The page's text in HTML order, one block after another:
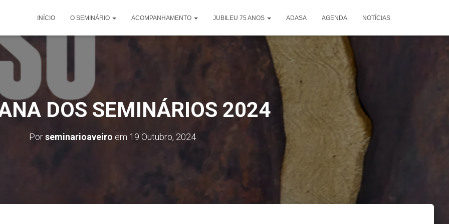
INÍCIO O SEMINÁRIO ACOMPANHAMENTO JUBILEU 75 ANOS ADASA AGENDA NOTÍCIAS
DOS SEMINÁRIOS 2024
Porseminarioaveiro em 19 Outubro, 2024